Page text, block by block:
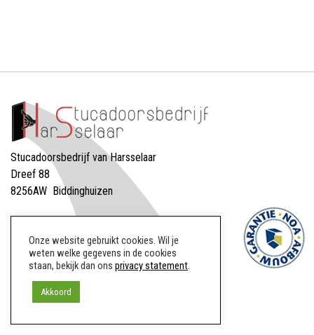
Stucadoorsbedrijf van Harsselaar
Dreef 88
8256AW Biddinghuizen
E: info@vanharsselaar.nl
Onze website gebruikt cookies. Wil je
weten welke gegevens in de cookies
staan, bekijk dan ons privacy statement.
Akkoord